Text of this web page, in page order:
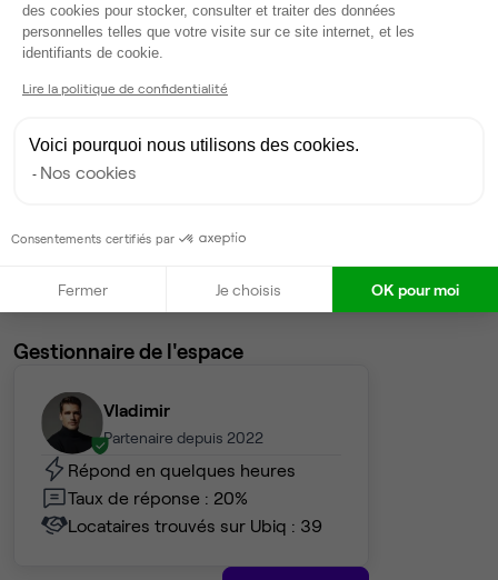
8postes • 66 m²
4 000 €
Gestionnaire de l'espace
Vladimir
Partenaire depuis 2022
Répond en quelques heures
Taux de réponse : 20%
Locataires trouvés sur Ubiq : 39
des cookies pour stocker, consulter et traiter des données
personnelles telles que votre visite sur ce site internet, et les
identifiants de cookie.
Lire la politique de confidentialité
Voici pourquoi nous utilisons des cookies.
Nos cookies
Consentements certifiés par
Fermer Je choisis OK pour moi